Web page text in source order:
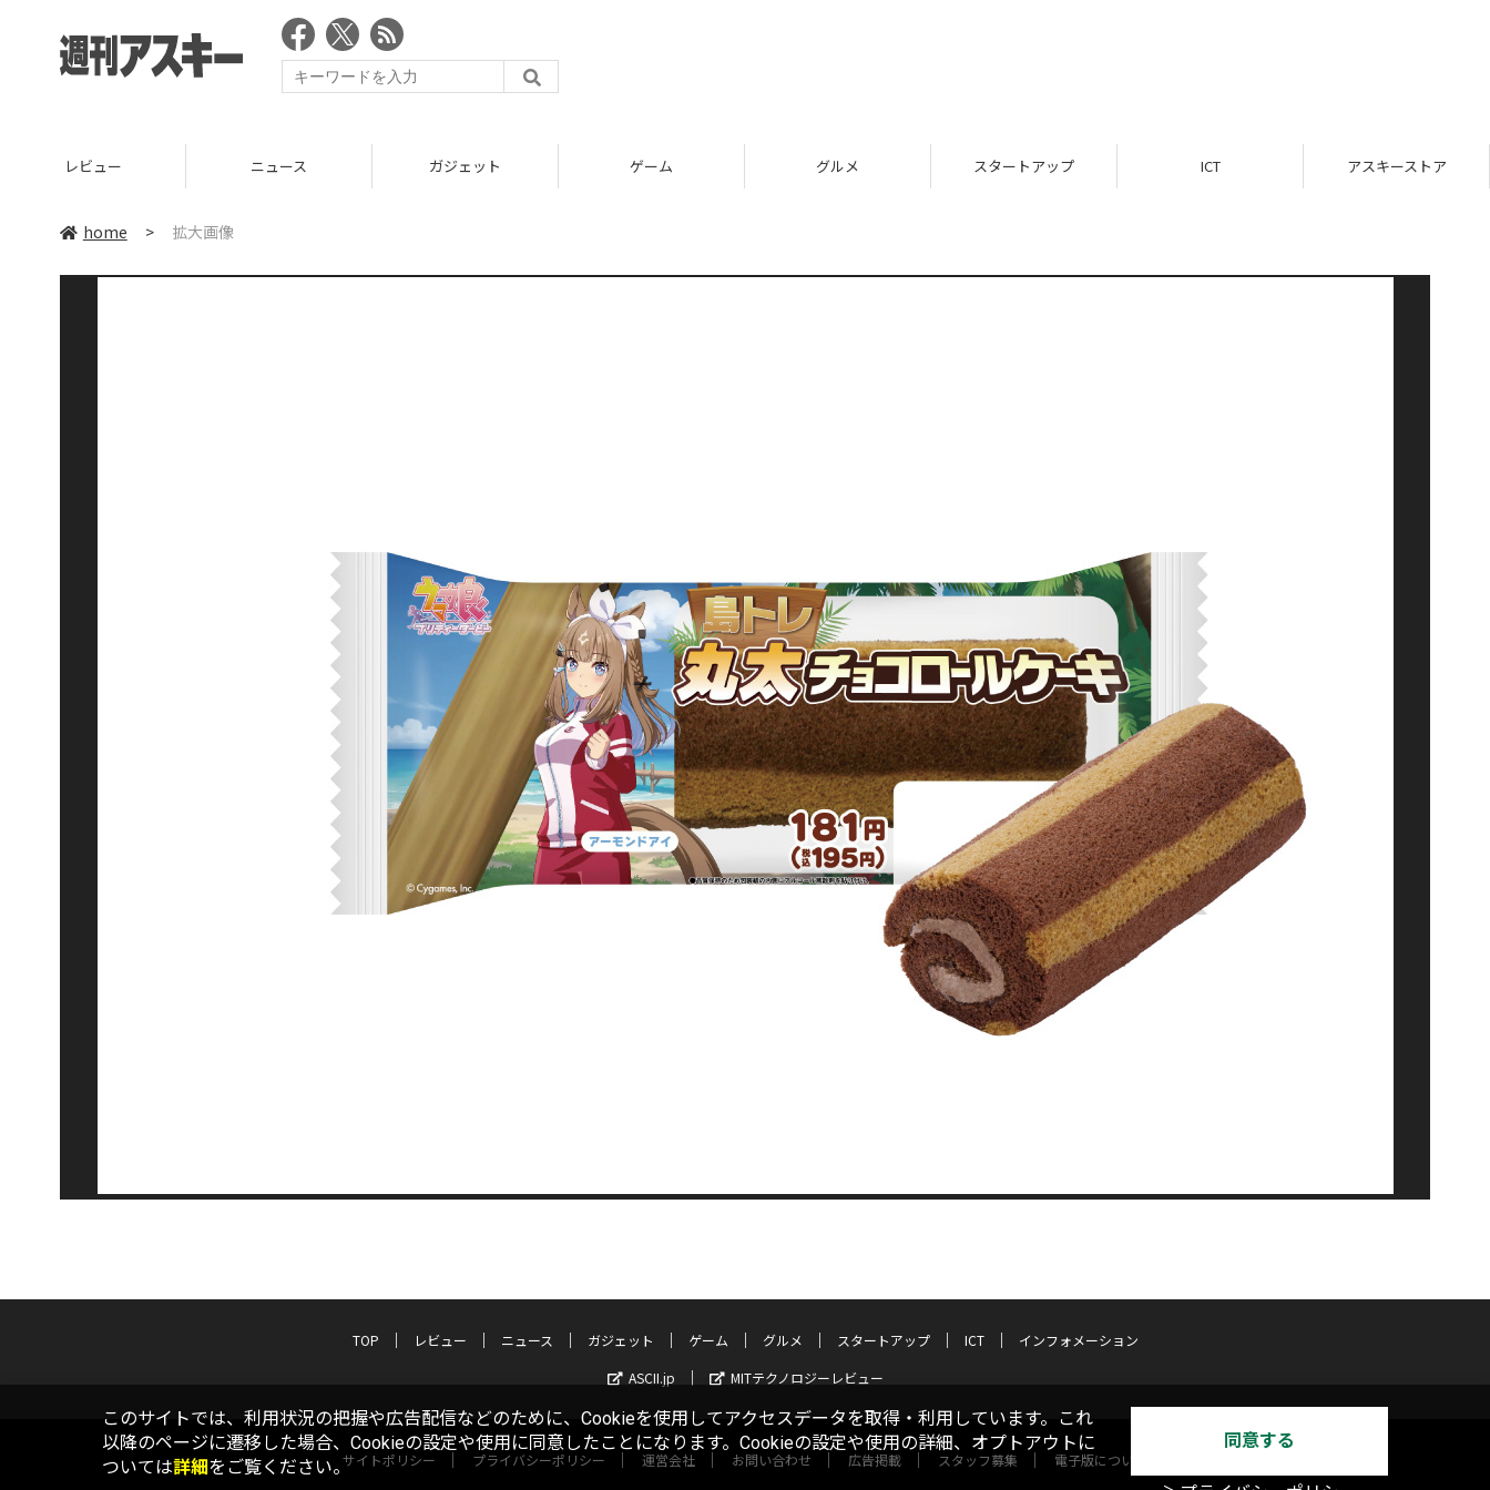
レビュー ニュース ガジェット ゲーム グルメ スタートアップ ICT アスキーストア
home > 拡大画像
TOP レビュー ニュース ガジェット ゲーム グルメ スタートアップ ICT
インフォメーション
ASCII.jp
MITテクノロジーレビュー
サイトポリシー プライバシーポリシー 運営会社 お問い合わせ 広告掲載 スタッフ募集 電子版について
このサイトでは、利用状況の把握や広告配信などのために、Cookieを使用してアクセスデータを取得・利用しています。これ
以降のページに遷移した場合、Cookieの設定や使用に同意したことになります。Cookieの設定や使用の詳細、オプトアウトに
ついては詳細をご覧ください。
同意する